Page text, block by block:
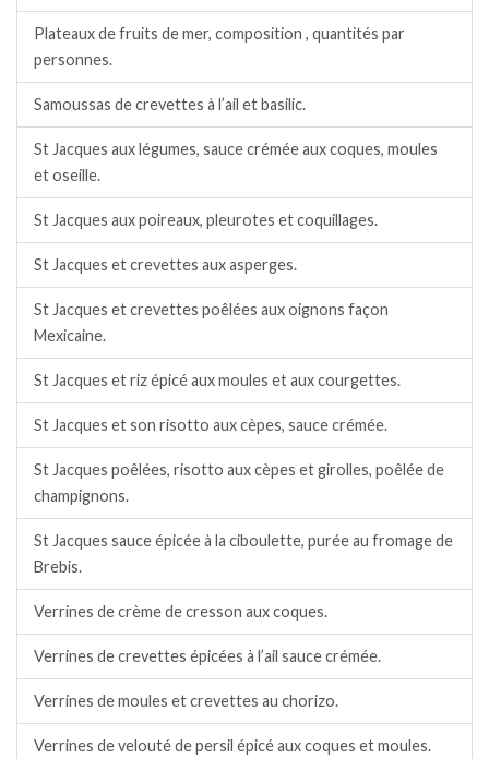
Plateaux de fruits de mer, composition , quantités par
personnes.
Samoussas de crevettes à l’ail et basilic.
St Jacques aux légumes, sauce crémée aux coques, moules
et oseille.
St Jacques aux poireaux, pleurotes et coquillages.
St Jacques et crevettes aux asperges.
St Jacques et crevettes poêlées aux oignons façon
Mexicaine.
St Jacques et riz épicé aux moules et aux courgettes.
St Jacques et son risotto aux cèpes, sauce crémée.
St Jacques poêlées, risotto aux cèpes et girolles, poêlée de
champignons.
St Jacques sauce épicée à la ciboulette, purée au fromage de
Brebis.
Verrines de crème de cresson aux coques.
Verrines de crevettes épicées à l’ail sauce crémée.
Verrines de moules et crevettes au chorizo.
Verrines de velouté de persil épicé aux coques et moules.